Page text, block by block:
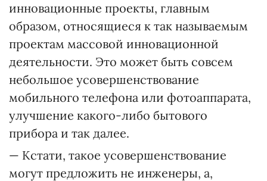
инновационные проекты, главным
образом, относящиеся к так называемым
проектам массовой инновационной
деятельности. Это может быть совсем
небольшое усовершенствование
мобильного телефона или фотоаппарата,
улучшение какого-либо бытового
прибора и так далее.
— Кстати, такое усовершенствование
могут предложить не инженеры, а,